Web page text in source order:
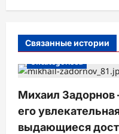
Связанные истории
Uncategorised
Михаил Задорнов
его
выдающиеся